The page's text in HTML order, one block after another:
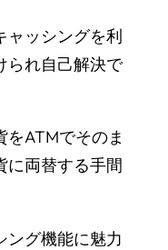
ャッシングを利
られ自己解決で
ATMでそのま
に両替する手間
ング機能に魅力